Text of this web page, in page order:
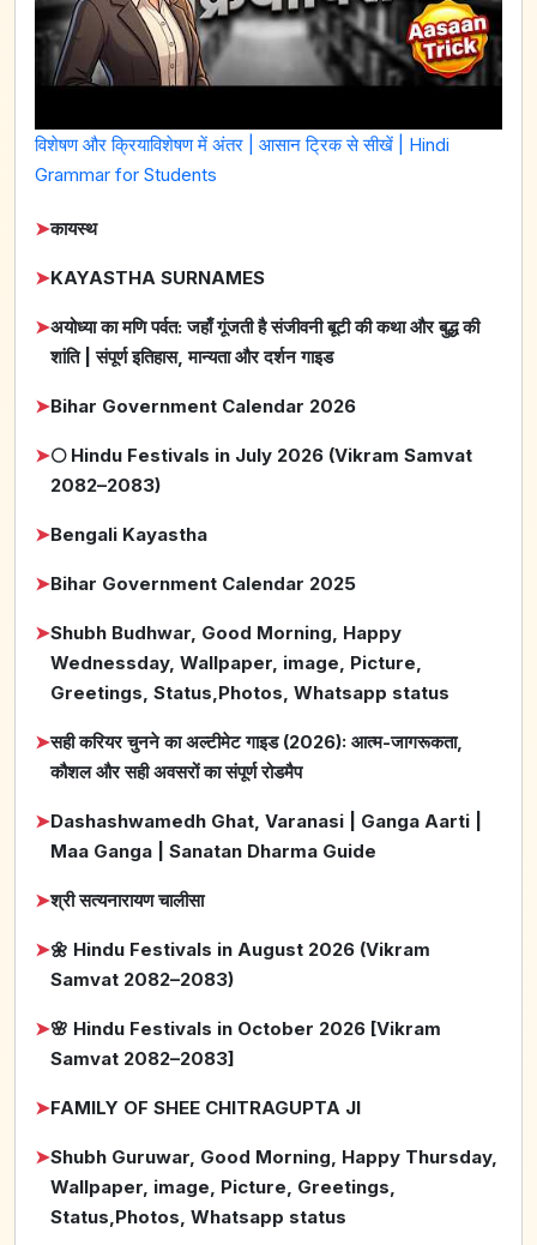
विशेषण और क्रियाविशेषण में अंतर | आसान ट्रिक से सीखें | Hindi
Grammar for Students
➤कायस्थ
➤KAYASTHA SURNAMES
➤अयोध्या का मणि पर्वत: जहाँ गूंजती है संजीवनी बूटी की कथा और बुद्ध की
शांति | संपूर्ण इतिहास, मान्यता और दर्शन गाइड
➤Bihar Government Calendar 2026
➤🌕 Hindu Festivals in July 2026 (Vikram Samvat
2082–2083)
➤Bengali Kayastha
➤Bihar Government Calendar 2025
➤Shubh Budhwar, Good Morning, Happy
Wednessday, Wallpaper, image, Picture,
Greetings, Status,Photos, Whatsapp status
➤सही करियर चुनने का अल्टीमेट गाइड (2026): आत्म-जागरूकता,
कौशल और सही अवसरों का संपूर्ण रोडमैप
➤Dashashwamedh Ghat, Varanasi | Ganga Aarti |
Maa Ganga | Sanatan Dharma Guide
➤श्री सत्यनारायण चालीसा
➤🌼 Hindu Festivals in August 2026 (Vikram
Samvat 2082–2083)
➤🌸 Hindu Festivals in October 2026 [Vikram
Samvat 2082–2083]
➤FAMILY OF SHEE CHITRAGUPTA JI
➤Shubh Guruwar, Good Morning, Happy Thursday,
Wallpaper, image, Picture, Greetings,
Status,Photos, Whatsapp status